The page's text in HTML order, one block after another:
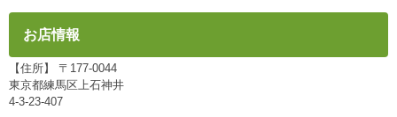
お店情報
【住所】 〒177-0044
東京都練馬区上石神井
4-3-23-407